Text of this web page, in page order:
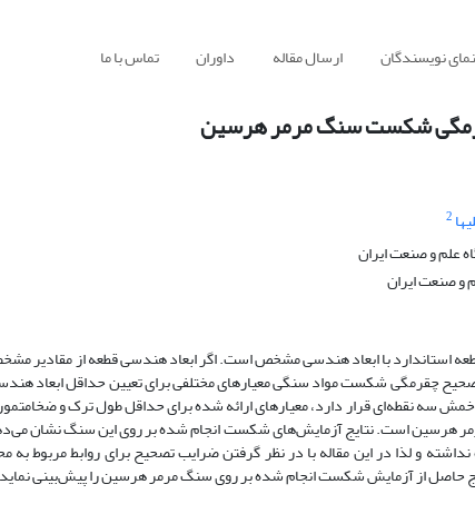
نویسندگان ارسال مقاله داوران تماس با ما
شکست سنگ مرمر هرسین
2
صنعت ایران
استاندارد با ابعاد هندسی مشخص است. اگر ابعاد هندسی قطعه از مقادیر
چقرمگی شکست مواد سنگی معیارهای مختلفی برای تعیین حداقل ابعاد
سه نقطه‌ای قرار دارد، معیارهای ارائه شده برای حداقل طول ترک و
هرسین است. نتایج آزمایش‌های شکست انجام شده بر روی این سنگ نشان می‌دهد
و لذا در این مقاله با در نظر گرفتن ضرایب تصحیح برای روابط مربوط
حاصل از آزمایش شکست انجام شده بر روی سنگ مرمر هرسین را پیش‌بینی